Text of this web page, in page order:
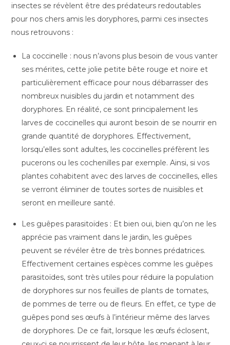
insectes se révèlent être des prédateurs redoutables
pour nos chers amis les doryphores, parmi ces insectes
nous retrouvons :
La coccinelle : nous n’avons plus besoin de vous vanter
ses mérites, cette jolie petite bête rouge et noire et
particulièrement efficace pour nous débarrasser des
nombreux nuisibles du jardin et notamment des
doryphores. En réalité, ce sont principalement les
larves de coccinelles qui auront besoin de se nourrir en
grande quantité de doryphores. Effectivement,
lorsqu’elles sont adultes, les coccinelles préfèrent les
pucerons ou les cochenilles par exemple. Ainsi, si vos
plantes cohabitent avec des larves de coccinelles, elles
se verront éliminer de toutes sortes de nuisibles et
seront en meilleure santé.
Les guêpes parasitoïdes : Et bien oui, bien qu’on ne les
apprécie pas vraiment dans le jardin, les guêpes
peuvent se révéler être de très bonnes prédatrices.
Effectivement certaines espèces comme les guêpes
parasitoïdes, sont très utiles pour réduire la population
de doryphores sur nos feuilles de plants de tomates,
de pommes de terre ou de fleurs. En effet, ce type de
guêpes pond ses œufs à l’intérieur même des larves
de doryphores. De ce fait, lorsque les œufs éclosent,